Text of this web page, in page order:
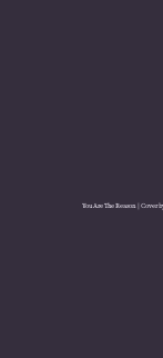
You Are The Reason | Cover